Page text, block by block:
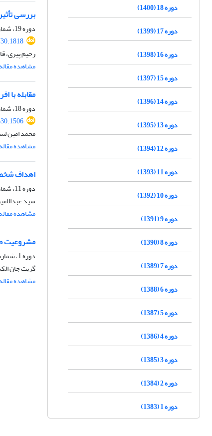
بررسی
دوره 19، شماره 3، زمستان 1401، صفحه
رحیم پیری،
مشاهده مقاله
مقابله با
دوره 18، شماره 3، زمستان 1400، صفحه
محمد امین
مشاهده مقاله
اهداف
دوره 11، شماره 2، پاییز 1393، صفحه
سید
مشاهده مقاله
مشروعیت
دوره 1، شماره 1، تابستان 1383، صفحه
گریت جان
مشاهده مقاله
دوره 18 (1400)
دوره 17 (1399)
دوره 16 (1398)
دوره 15 (1397)
دوره 14 (1396)
دوره 13 (1395)
دوره 12 (1394)
دوره 11 (1393)
دوره 10 (1392)
دوره 9 (1391)
دوره 8 (1390)
دوره 7 (1389)
دوره 6 (1388)
دوره 5 (1387)
دوره 4 (1386)
دوره 3 (1385)
دوره 2 (1384)
دوره 1 (1383)